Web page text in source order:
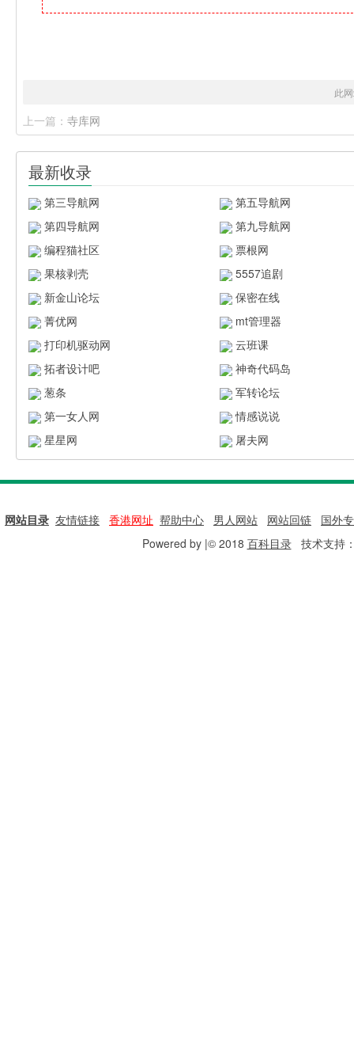
此
上一篇： 寺库网
最新收录
第三导航网
第五导航网
第四导航网
第九导航网
编程猫社区
票根网
果核剥壳
5557追剧
新金山论坛
保密在线
菁优网
mt管理器
打印机驱动网
云班课
拓者设计吧
神奇代码岛
葱条
军转论坛
第一女人网
情感说说
星星网
屠夫网
网站目录 友情链接 香港网址 帮助中心 男人网站 网站回链
国外
Powered by |© 2018 百科目录技术支持